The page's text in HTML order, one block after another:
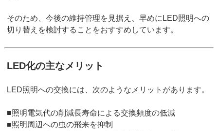
そのため、今後の維持管理を見据え、早めにLED照明への
切り替えを検討することをおすすめしています。
LED化の主なメリット
LED照明への交換には、次のようなメリットがあります。
■照明電気代の削減長寿命による交換頻度の低減
■照明周辺への虫の飛来を抑制